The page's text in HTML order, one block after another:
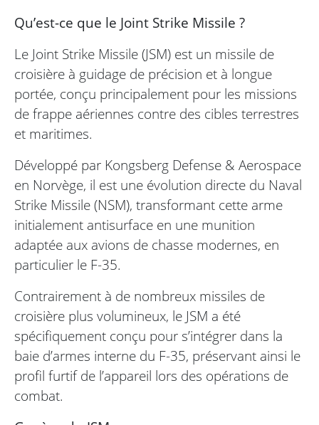
Qu’est-ce que le Joint Strike Missile ?
Le Joint Strike Missile (JSM) est un missile de
croisière à guidage de précision et à longue
portée, conçu principalement pour les missions
de frappe aériennes contre des cibles terrestres
et maritimes.
Développé par Kongsberg Defense & Aerospace
en Norvège, il est une évolution directe du Naval
Strike Missile (NSM), transformant cette arme
initialement antisurface en une munition
adaptée aux avions de chasse modernes, en
particulier le F-35.
Contrairement à de nombreux missiles de
croisière plus volumineux, le JSM a été
spécifiquement conçu pour s’intégrer dans la
baie d’armes interne du F-35, préservant ainsi le
profil furtif de l’appareil lors des opérations de
combat.